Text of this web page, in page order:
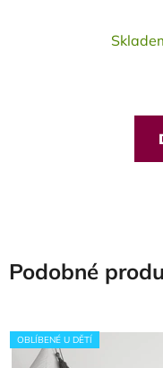
Podobné
OBLÍBENÉ U DĚTÍ